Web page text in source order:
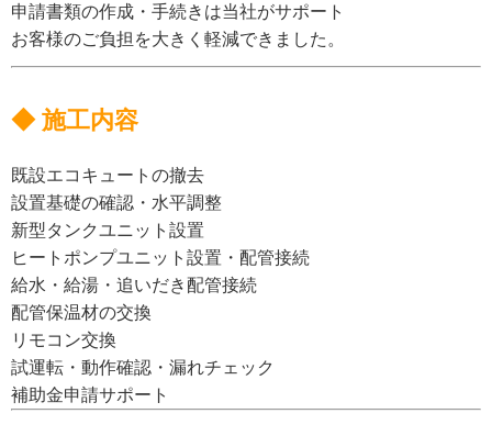
申請書類の作成・手続きは当社がサポート
お客様のご負担を大きく軽減できました。
◆ 施工内容
既設エコキュートの撤去
設置基礎の確認・水平調整
新型タンクユニット設置
ヒートポンプユニット設置・配管接続
給水・給湯・追いだき配管接続
配管保温材の交換
リモコン交換
試運転・動作確認・漏れチェック
補助金申請サポート